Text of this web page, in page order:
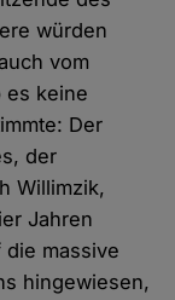
würden
vom
es keine
Der
der
Willimzik,
Jahren
massive
hingewiesen,